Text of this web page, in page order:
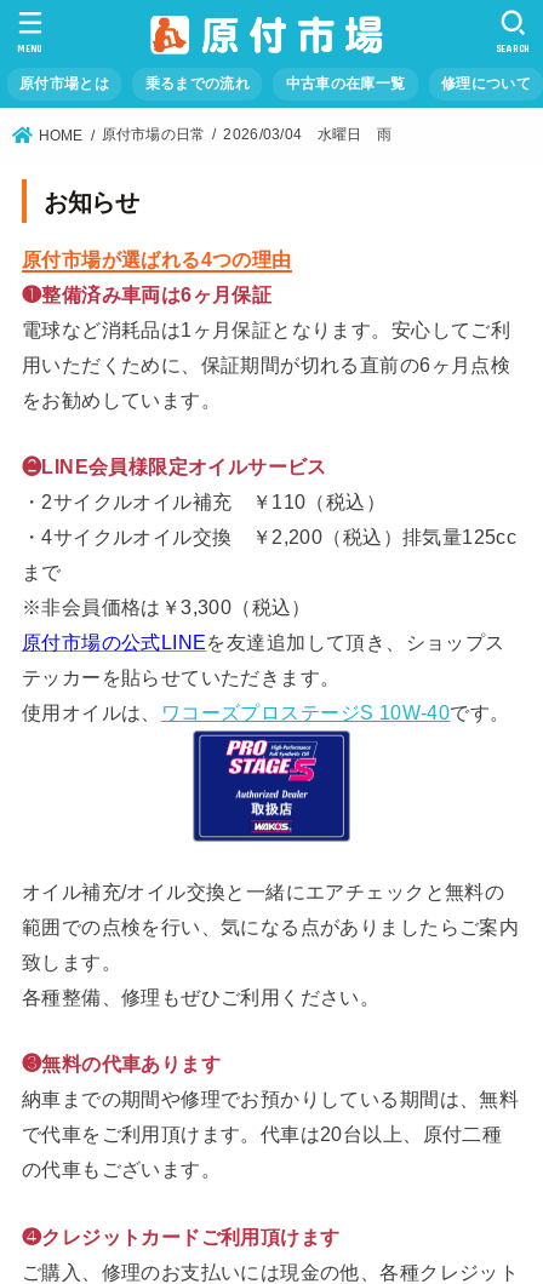
原付市場とは 乗るまでの流れ 中古車の在庫一覧 修理について
SEARCH
MENU
HOME 原付市場の日常 2026/03/04 水曜日 雨
お知らせ
原付市場が選ばれる4つの理由
❶整備済み車両は6ヶ月保証
電球など消耗品は1ヶ月保証となります。安心してご利
用いただくために、保証期間が切れる直前の6ヶ月点検
をお勧めしています。
❷LINE会員様限定オイルサービス
・2サイクルオイル補充 ￥110（税込）
・4サイクルオイル交換 ￥2,200（税込）排気量125cc
まで
※非会員価格は￥3,300（税込）
原付市場の公式LINEを友達追加して頂き、ショップス
テッカーを貼らせていただきます。
使用オイルは、
ワコーズプロステージS 10W-40です。
オイル補充/オイル交換と一緒にエアチェックと無料の
範囲での点検を行い、気になる点がありましたらご案内
致します。
各種整備、修理もぜひご利用ください。
❸無料の代車あります
納車までの期間や修理でお預かりしている期間は、無料
で代車をご利用頂けます。代車は20台以上、原付二種
の代車もございます。
❹クレジットカードご利用頂けます
ご購入、修理のお支払いには現金の他、各種クレジット